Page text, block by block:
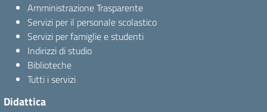
Amministrazione Trasparente
Servizi per il personale scolastico
Servizi per famiglie e studenti
Indirizzi di studio
Biblioteche
Tutti i servizi
Didattica